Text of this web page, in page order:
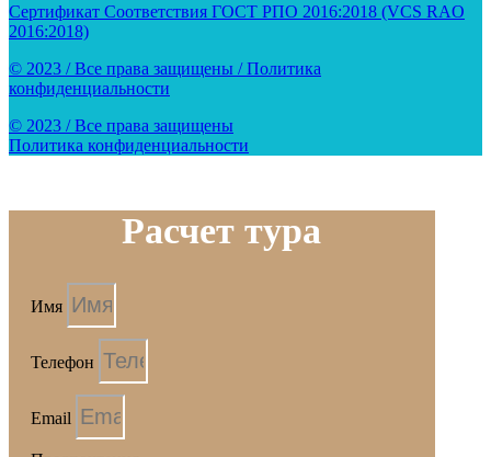
Сертификат Соответствия ГОСТ РПО 2016:2018 (VCS RAO
2016:2018)
© 2023 / Все права защищены / Политика
конфиденциальности
© 2023 / Все права защищены
Политика конфиденциальности
Расчет тура
Имя
Телефон
Email